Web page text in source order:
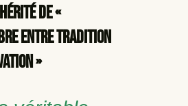
de «
entre tradition
»